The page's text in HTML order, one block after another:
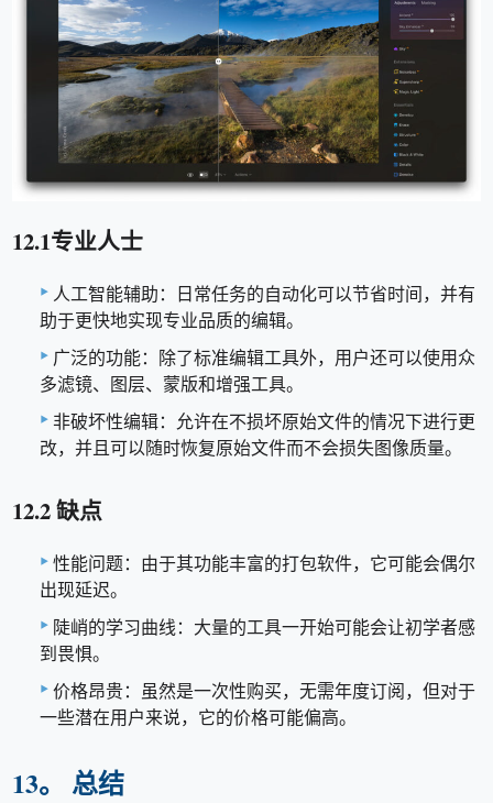
12.1专业人士
人工智能辅助：日常任务的自动化可以节省时间，并有
助于更快地实现专业品质的编辑。
广泛的功能：除了标准编辑工具外，用户还可以使用众
多滤镜、图层、蒙版和增强工具。
非破坏性编辑：允许在不损坏原始文件的情况下进行更
改，并且可以随时恢复原始文件而不会损失图像质量。
12.2 缺点
性能问题：由于其功能丰富的打包软件，它可能会偶尔
出现延迟。
陡峭的学习曲线：大量的工具一开始可能会让初学者感
到畏惧。
价格昂贵：虽然是一次性购买，无需年度订阅，但对于
一些潜在用户来说，它的价格可能偏高。
13。 总结